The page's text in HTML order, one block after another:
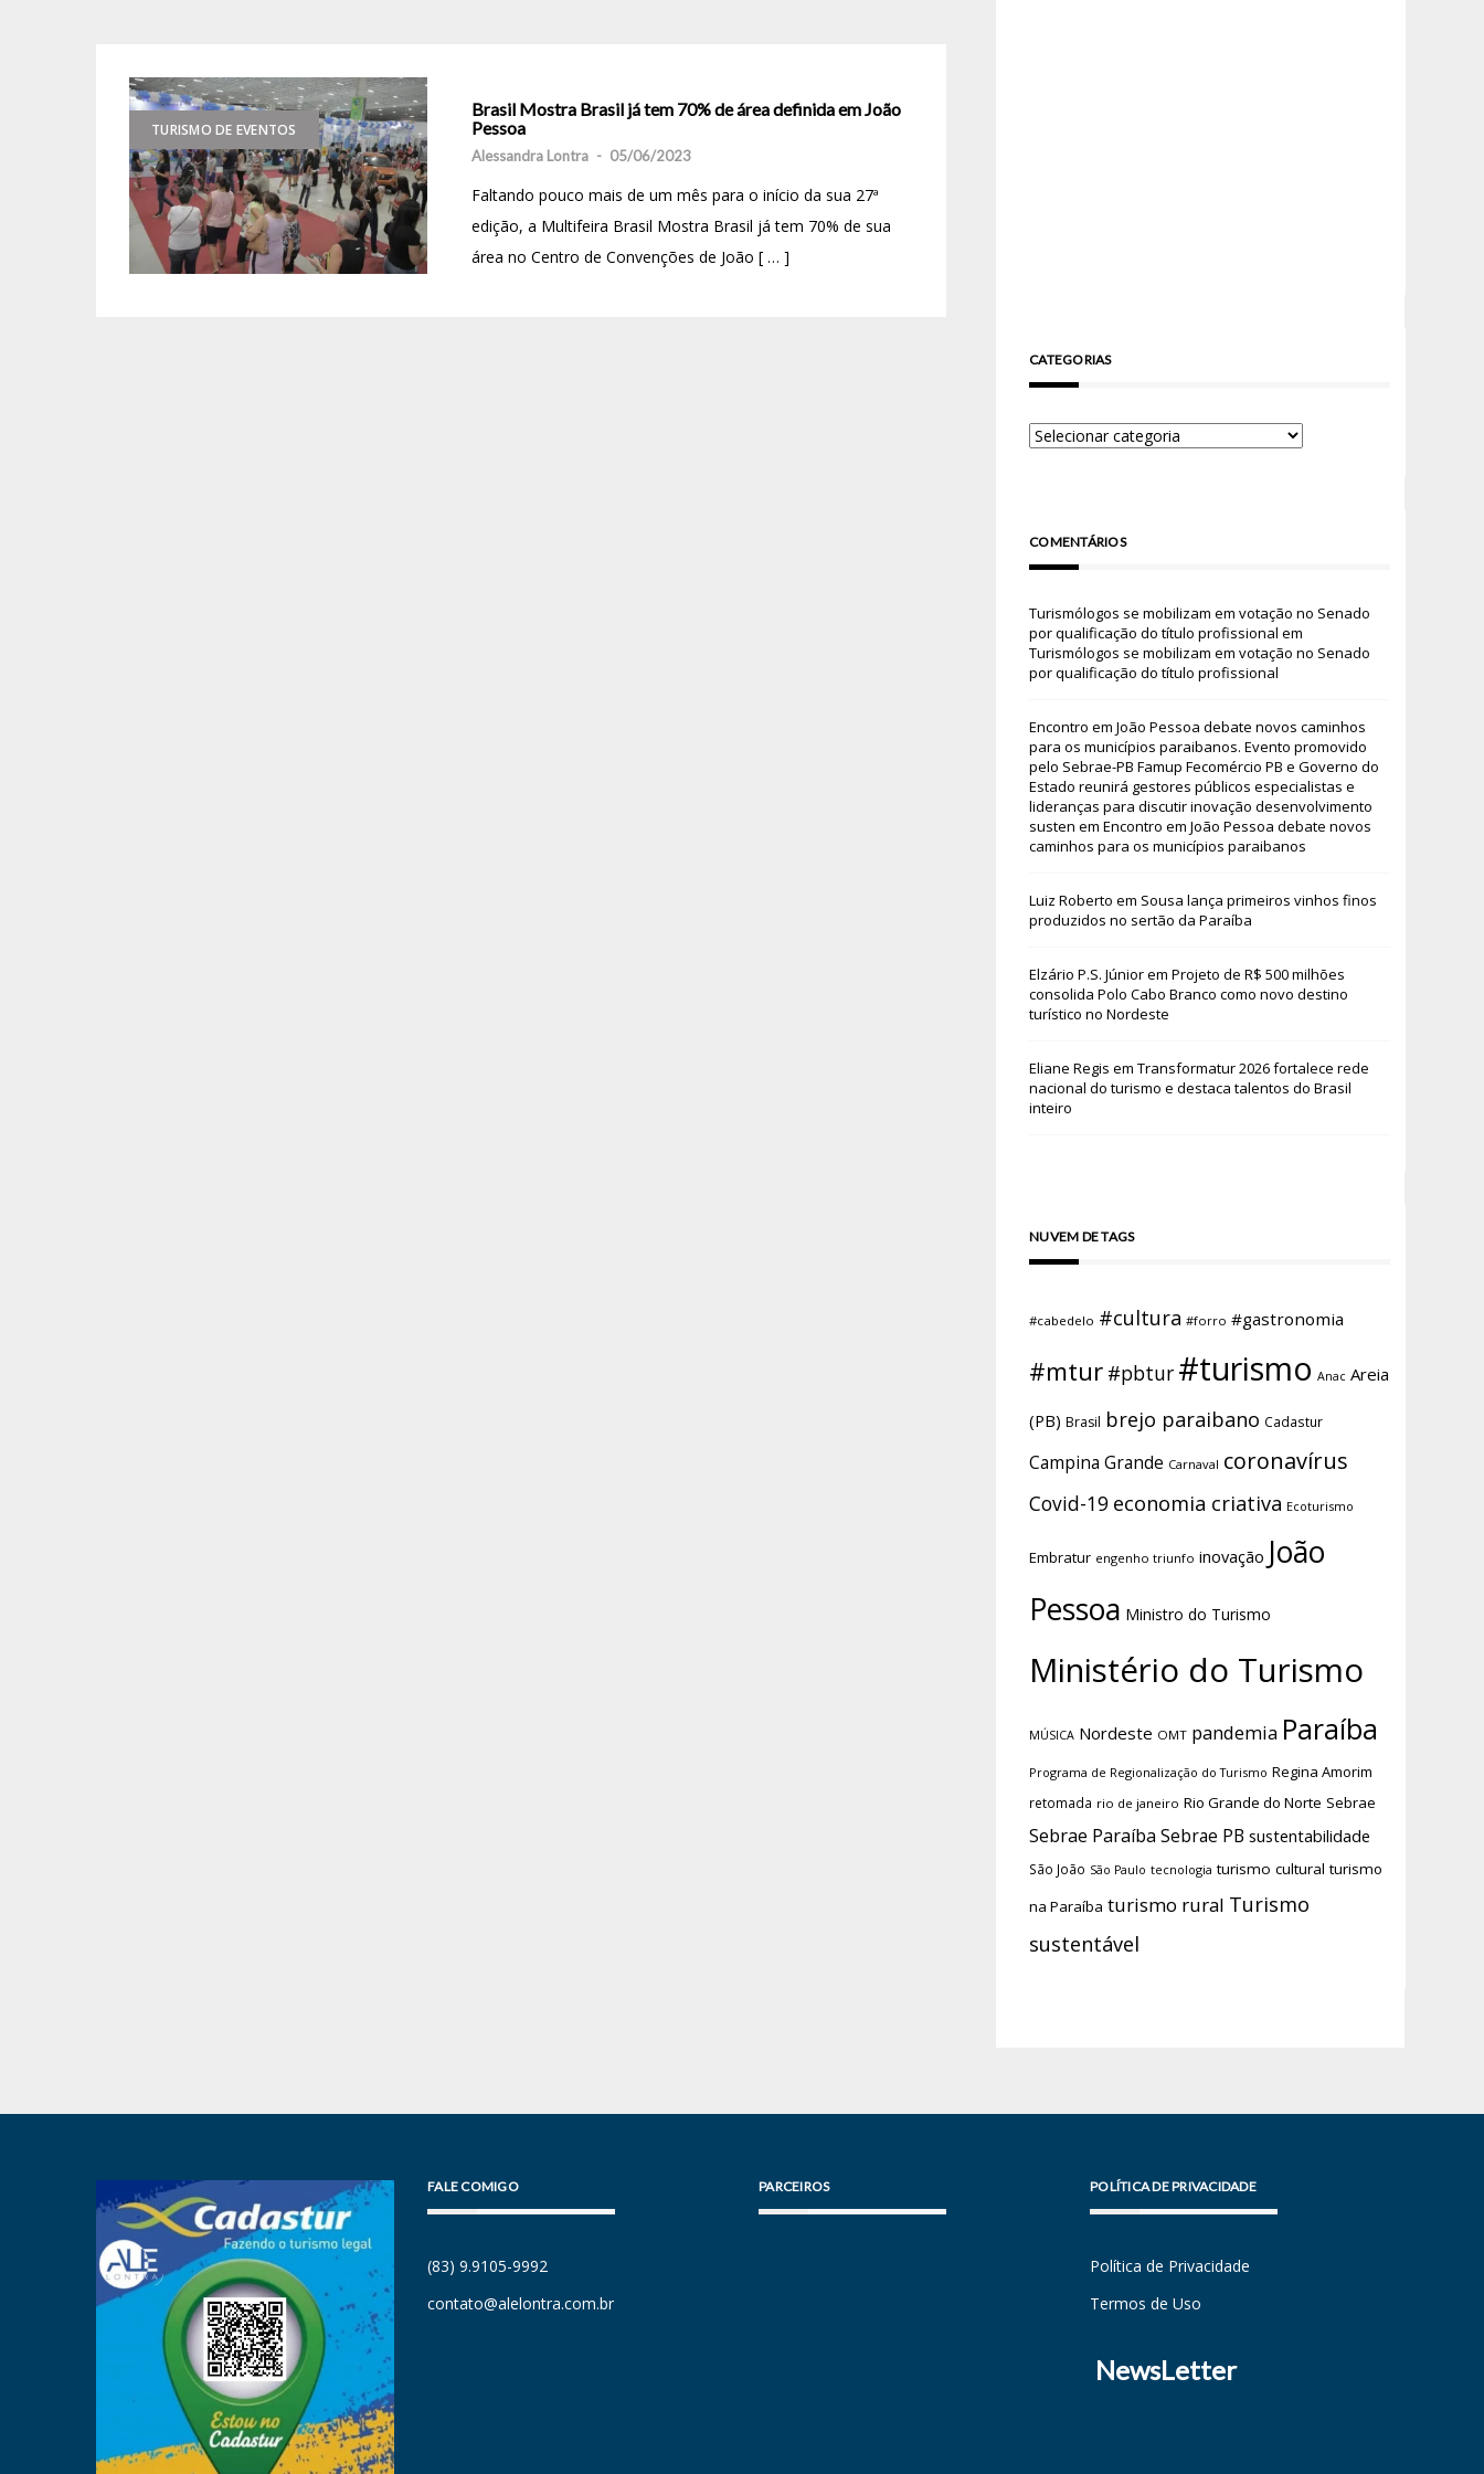
TURISMO DE EVENTOS
Brasil Mostra Brasil já tem 70% de área definida em João
Pessoa
Alessandra Lontra - 05/06/2023
Faltando pouco mais de um mês para o início da sua 27ª
edição, a Multifeira Brasil Mostra Brasil já tem 70% de sua
área no Centro de Convenções de João [ … ]
CATEGORIAS
COMENTÁRIOS
Turismólogos se mobilizam em votação no Senado
por qualificação do título profissional em
Turismólogos se mobilizam em votação no Senado
por qualificação do título profissional
Encontro em João Pessoa debate novos caminhos
para os municípios paraibanos. Evento promovido
pelo Sebrae-PB Famup Fecomércio PB e Governo do
Estado reunirá gestores públicos especialistas e
lideranças para discutir inovação desenvolvimento
susten em Encontro em João Pessoa debate novos
caminhos para os municípios paraibanos
Luiz Roberto em Sousa lança primeiros vinhos finos
produzidos no sertão da Paraíba
Elzário P.S. Júniorem Projeto de R$ 500 milhões
consolida Polo Cabo Branco como novo destino
turístico no Nordeste
Eliane Regis em Transformatur 2026 fortalece rede
nacional do turismo e destaca talentos do Brasil
inteiro
NUVEM DE TAGS
#cabedelo #cultura #forro #gastronomia
#mtur #pbtur #turismo Anac Areia
(PB) Brasil brejo paraibano Cadastur
Campina Grande Carnaval coronavírus
Covid-19 economia criativa Ecoturismo
Embratur engenho triunfo inovação João
Pessoa Ministro do Turismo
Ministério do Turismo
MÚSICA Nordeste OMT pandemia Paraíba
Programa de Regionalização do Turismo Regina Amorim
retomada rio de janeiro Rio Grande do Norte Sebrae
Sebrae Paraíba Sebrae PB sustentabilidade
São João São Paulo tecnologia turismo cultural turismo
na Paraíba turismo rural Turismo
sustentável
FALE COMIGO
(83) 9.9105-9992
contato@alelontra.com.br
PARCEIROS POLÍTICA DE PRIVACIDADE
Política de Privacidade
Termos de Uso
NewsLetter